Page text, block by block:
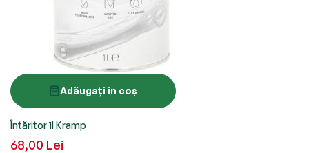
Adăugați in coș
Întăritor 1l Kramp
68,00 Lei